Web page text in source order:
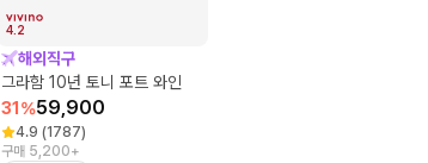
4.2
해외직구
그라함 10년 토니 포트 와인
31 %59,900
4.9 (1787)
구매 5,200+